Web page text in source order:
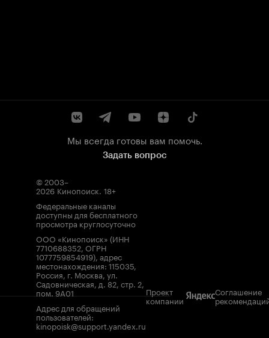
Мы всегда готовы вам помочь.
Задать вопрос
© 2003–
2026 Кинопоиск. 18+
Федеральные каналы
доступны для бесплатного
просмотра круглосуточно
ООО «Кинопоиск» (ИНН
7710688352, ОГРН
1077759854919), адрес
местонахождения: 115035,
Россия, г. Москва, ул.
Садовническая, д. 82, стр. 2,
пом. 9А01
Адрес для обращений
пользователей:
kinopoisk@support.yandex.ru
Проект
компании
Соглашение